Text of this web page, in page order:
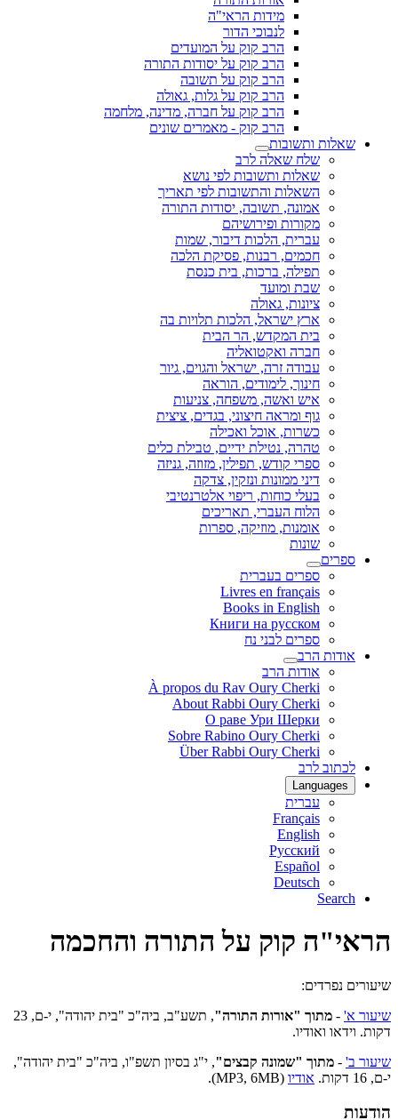
מידות הראי"ה
לנבוכי הדור
הרב קוק על המועדים
הרב קוק על יסודות התורה
הרב קוק על תשובה
הרב קוק על גלות, גאולה
הרב קוק על חברה, מדינה, מלחמה
הרב קוק - מאמרים שונים
שאלות ותשובות
שלח שאלה לרב
שאלות ותשובות לפי נושא
השאלות והתשובות לפי תאריך
אמונה, תשובה, יסודות התורה
מקורות ופירושיהם
עברית, הלכות דיבור, שמות
חכמים, רבנות, פסיקת הלכה
תפילה, ברכות, בית כנסת
שבת ומועד
ציונות, גאולה
ארץ ישראל, הלכות תלויות בה
בית המקדש, הר הבית
חברה ואקטואליה
עבודה זרה, ישראל והגוים, גיור
חינוך, לימודים, הוראה
איש ואשה, משפחה, צניעות
גוף ומראה חיצוני, בגדים, ציצית
כשרות, אוכל ואכילה
טהרה, נטילת ידיים, טבילת כלים
ספרי קודש, תפילין, מזוזה, גניזה
דיני ממונות ונזקין, צדקה
בעלי כוחות, ריפוי אלטרנטיבי
הלוח העברי, תאריכים
אומנות, מוזיקה, ספרות
שונות
ספרים
ספרים בעברית
Livres en français
Books in English
Книги на русском
ספרים לבני נח
אודות הרב
אודות הרב
À propos du Rav Oury Cherki
About Rabbi Oury Cherki
О раве Ури Шерки
Sobre Rabino Oury Cherki
Über Rabbi Oury Cherki
לכתוב לרב
Languages
עברית
Français
English
Русский
Español
Deutsch
Search
הראי"ה קוק על התורה והחכמה
שיעורים נפרדים:
שיעור א' - מתוך "אורות התורה"
, תשע"ב, ביה"כ "בית יהודה", י-ם, 23
דקות. וידאו ואודיו.
שיעור ב' - מתוך "שמונה קבצים", י"ג בסיון תשפ"ו, ביה"כ "בית יהודה",
י-ם, 16 דקות.
אודיו (MP3, 6MB).
הודעות